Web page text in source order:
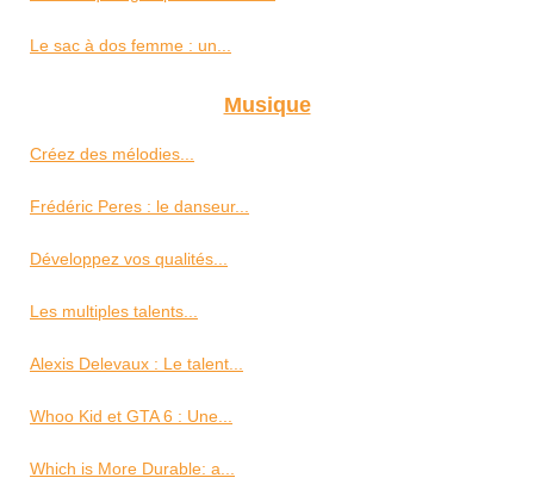
Le sac à dos femme : un...
Musique
Créez des mélodies...
Frédéric Peres : le danseur...
Développez vos qualités...
Les multiples talents...
Alexis Delevaux : Le talent...
Whoo Kid et GTA 6 : Une...
Which is More Durable: a...